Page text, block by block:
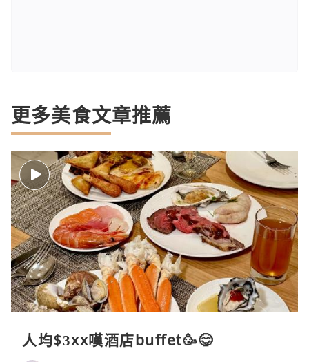
更多美食文章推薦
人均$3xx嘆酒店buffet🥳😋